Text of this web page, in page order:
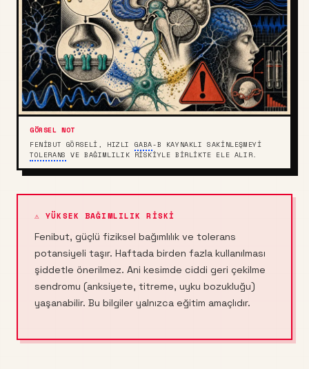
FENIBUT GÖRSELI, HIZLI GABA-B KAYNAKLI SAKINLEŞMEYI
TOLERANS VE BAĞIMLILIK RISKIYLE BIRLIKTE ELE ALIR.
⚠ YÜKSEK BAĞIMLILIK RISKI
Fenibut, güçlü fiziksel bağımlılık ve tolerans
potansiyeli taşır. Haftada birden fazla kullanılması
şiddetle önerilmez. Ani kesimde ciddi geri çekilme
sendromu (anksiyete, titreme, uyku bozukluğu)
yaşanabilir. Bu bilgiler yalnızca eğitim amaçlıdır.